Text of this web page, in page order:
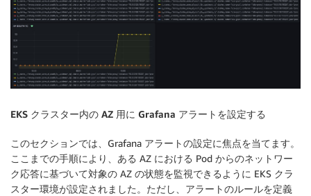
EKS クラスター内の AZ 用に Grafana アラートを設定する
このセクションでは、Grafana アラートの設定に焦点を当てます。
ここまでの手順により、ある AZ における Pod からのネットワー
ク応答に基づいて対象の AZ の状態を監視できるように EKS クラ
スター環境が設定されました。ただし、アラートのルールを定義